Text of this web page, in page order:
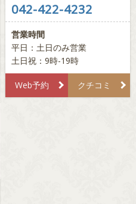
042-422-4232
営業時間
平日：土日のみ営業
土日祝：9時-19時
Web予約 クチコミ